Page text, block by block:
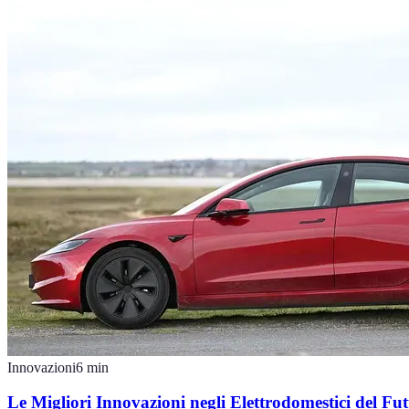
Innovazioni6 min
Le Migliori Innovazioni negli Elettrodomestici del